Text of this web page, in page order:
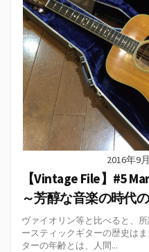
2016年9
【Vintage File】#5
～芳醇な音楽の時代
ヴァイオリン等と比べると、
ースティックギターの歴史は
ターの年齢とは、人間...